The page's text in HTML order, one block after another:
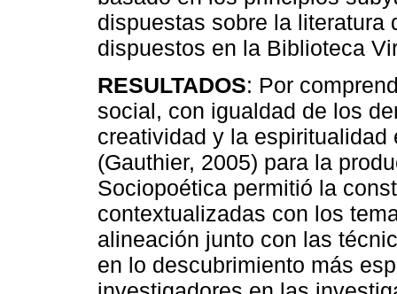
dispuestas sobre la literatura
dispuestos en la Biblioteca
RESULTADOS: Por
social, con igualdad de los
creatividad y la
(Gauthier, 2005) para la
Sociopoética permitió la
contextualizadas con los
alineación junto con las
en lo descubrimiento más